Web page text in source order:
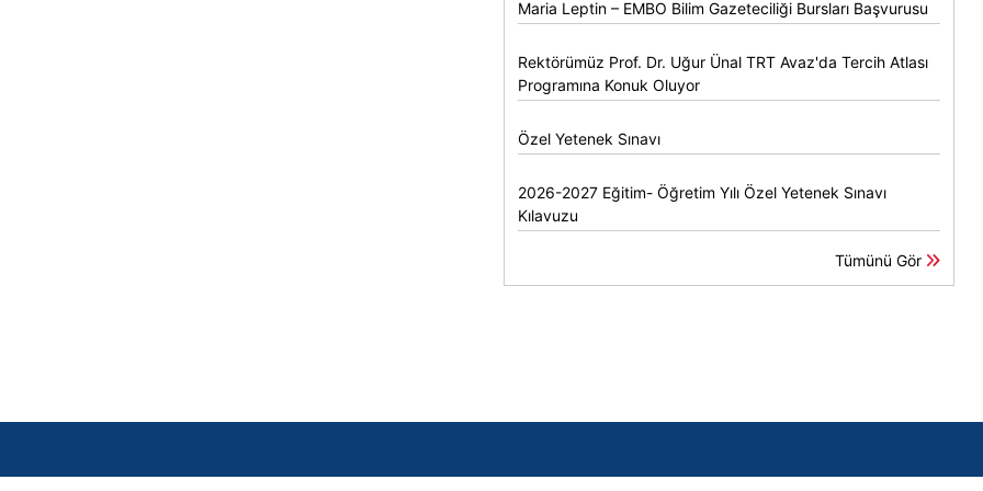
Maria Leptin – EMBO Bilim Gazeteciliği Bursları Başvurusu
Rektörümüz Prof. Dr. Uğur Ünal TRT Avaz'da Tercih Atlası
Programına Konuk Oluyor
Özel Yetenek Sınavı
2026-2027 Eğitim- Öğretim Yılı Özel Yetenek Sınavı
Kılavuzu
Tümünü Gör